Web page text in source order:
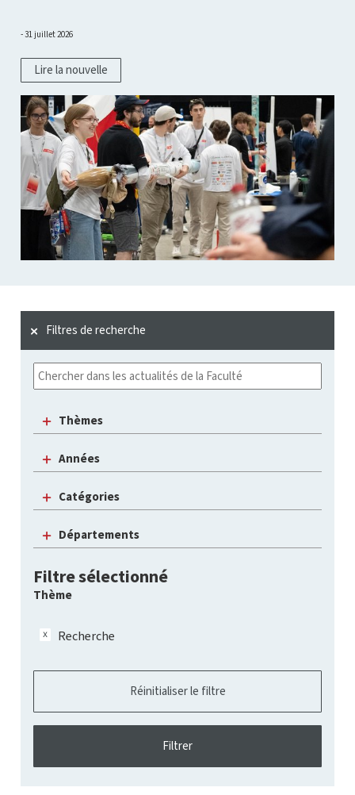
31 juillet 2026
Lire la nouvelle
Filtres de recherche
Thèmes
Années
Catégories
Départements
Filtre sélectionné
Thème
Recherche